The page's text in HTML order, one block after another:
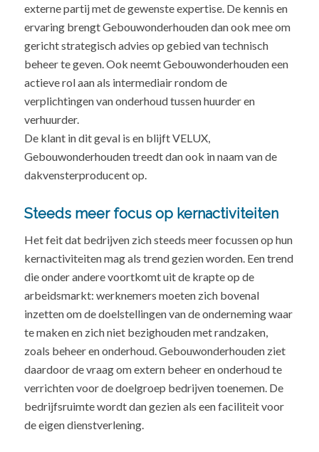
externe partij met de gewenste expertise. De kennis en
ervaring brengt Gebouwonderhouden dan ook mee om
gericht strategisch advies op gebied van technisch
beheer te geven. Ook neemt Gebouwonderhouden een
actieve rol aan als intermediair rondom de
verplichtingen van onderhoud tussen huurder en
verhuurder.
De klant in dit geval is en blijft VELUX,
Gebouwonderhouden treedt dan ook in naam van de
dakvensterproducent op.
Steeds meer focus op kernactiviteiten
Het feit dat bedrijven zich steeds meer focussen op hun
kernactiviteiten mag als trend gezien worden. Een trend
die onder andere voortkomt uit de krapte op de
arbeidsmarkt: werknemers moeten zich bovenal
inzetten om de doelstellingen van de onderneming waar
te maken en zich niet bezighouden met randzaken,
zoals beheer en onderhoud. Gebouwonderhouden ziet
daardoor de vraag om extern beheer en onderhoud te
verrichten voor de doelgroep bedrijven toenemen. De
bedrijfsruimte wordt dan gezien als een faciliteit voor
de eigen dienstverlening.